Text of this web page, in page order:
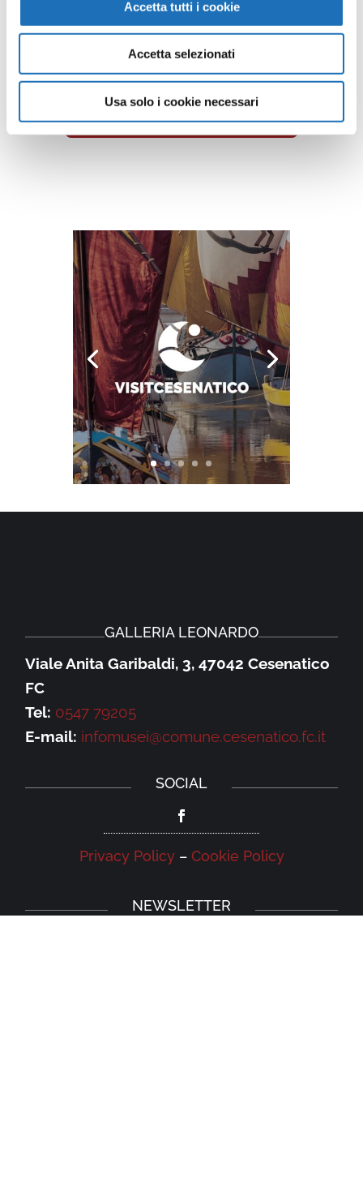
Accetta tutti i cookie
Accetta selezionati
Usa solo i cookie necessari
opere della collezione d’arte di
Cesenatico nella Galleria Virtuale:
un viaggio artistico senza confini.
Guarda tutte le opere
GALLERIA LEONARDO
Viale Anita Garibaldi, 3, 47042 Cesenatico
FC
Tel: 0547 79205
E-mail: infomusei@comune.cesenatico.fc.it
SOCIAL
Privacy Policy– Cookie Policy
NEWSLETTER